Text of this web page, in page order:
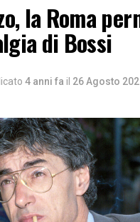
la Roma
di Bossi
4 anni fa il 26 Agosto